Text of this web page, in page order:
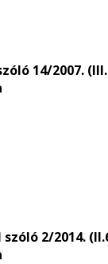
14/2007.
2/2014.